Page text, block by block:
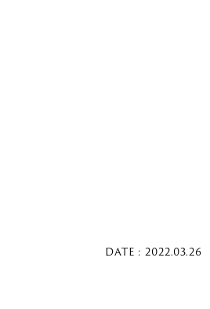
DATE : 2022.03.26